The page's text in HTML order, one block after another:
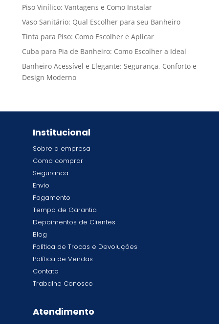
Piso Vinílico: Vantagens e Como Instalar
Vaso Sanitário: Qual Escolher para seu Banheiro
Tinta para Piso: Como Escolher e Aplicar
Cuba para Pia de Banheiro: Como Escolher a Ideal
Banheiro Acessível e Elegante: Segurança, Conforto e
Design Moderno
Institucional
Sobre a empresa
Como comprar
Seguranca
Envio
Pagamento
Tempo de Garantia
Depoimentos de Clientes
Blog
Política de Trocas e Devoluções
Política de Vendas
Contato
Trabalhe Conosco
Atendimento